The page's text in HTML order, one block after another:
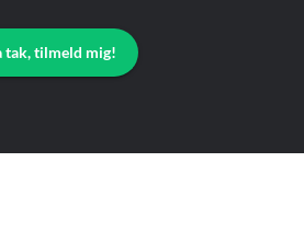
tak, tilmeld mig!